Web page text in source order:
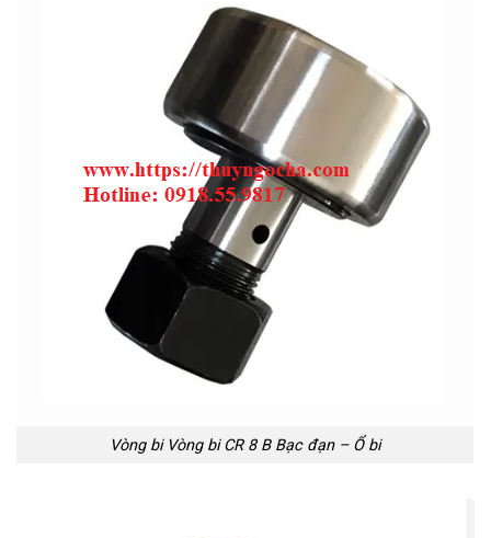
Vòng bi Vòng bi CR 8 B Bạc đạn – Ổ bi